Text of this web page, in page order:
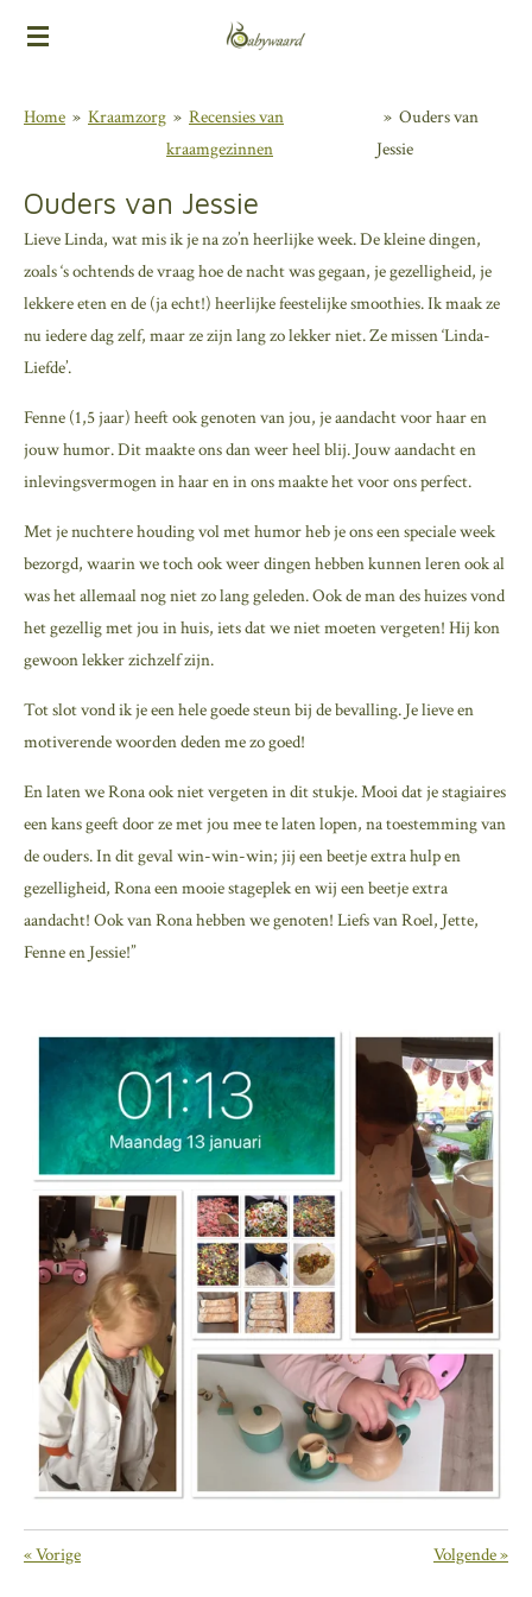
Ga
deHome » Kraamzorg » Recensies van
kraamgezinnen
» Ouders van
Jessie
Ouders van Jessie
Lieve Linda, wat mis ik je na zo’n heerlijke week. De kleine dingen,
zoals ‘s ochtends de vraag hoe de nacht was gegaan, je gezelligheid, je
lekkere eten en de (ja echt!) heerlijke feestelijke smoothies. Ik maak ze
nu iedere dag zelf, maar ze zijn lang zo lekker niet. Ze missen ‘Linda-
Liefde’.
Fenne (1,5 jaar) heeft ook genoten van jou, je aandacht voor haar en
jouw humor. Dit maakte ons dan weer heel blij. Jouw aandacht en
inlevingsvermogen in haar en in ons maakte het voor ons perfect.
Met je nuchtere houding vol met humor heb je ons een speciale week
bezorgd, waarin we toch ook weer dingen hebben kunnen leren ook al
was het allemaal nog niet zo lang geleden. Ook de man des huizes vond
het gezellig met jou in huis, iets dat we niet moeten vergeten! Hij kon
gewoon lekker zichzelf zijn.
Tot slot vond ik je een hele goede steun bij de bevalling. Je lieve en
motiverende woorden deden me zo goed!
En laten we Rona ook niet vergeten in dit stukje. Mooi dat je stagiaires
een kans geeft door ze met jou mee te laten lopen, na toestemming van
de ouders. In dit geval win-win-win; jij een beetje extra hulp en
gezelligheid, Rona een mooie stageplek en wij een beetje extra
aandacht! Ook van Rona hebben we genoten! Liefs van Roel, Jette,
Fenne en Jessie!”
«Vorige Volgende»